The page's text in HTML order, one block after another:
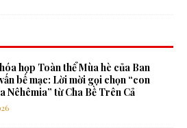
họp Toàn thể Mùa hè của Ban
bế mạc: Lời mời gọi chọn “con
Nêhêmia” từ Cha Bề Trên Cả